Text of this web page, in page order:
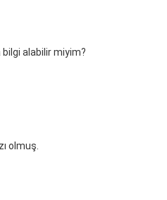
bilgi alabilir miyim?
olmuş.